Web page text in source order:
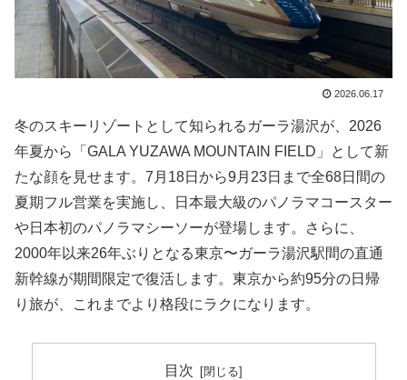
2026.06.17
冬のスキーリゾートとして知られるガーラ湯沢が、2026
年夏から「GALA YUZAWA MOUNTAIN FIELD」として新
たな顔を見せます。7月18日から9月23日まで全68日間の
夏期フル営業を実施し、日本最大級のパノラマコースター
や日本初のパノラマシーソーが登場します。さらに、
2000年以来26年ぶりとなる東京〜ガーラ湯沢駅間の直通
新幹線が期間限定で復活します。東京から約95分の日帰
り旅が、これまでより格段にラクになります。
目次